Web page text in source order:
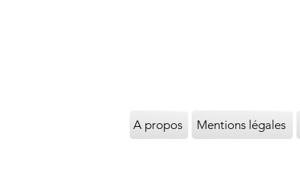
A propos Mentions légales